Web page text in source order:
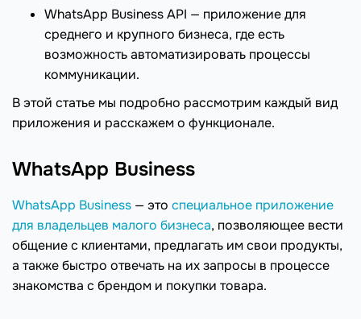
WhatsApp Business API — приложение для
среднего и крупного бизнеса, где есть
возможность автоматизировать процессы
коммуникации.
В этой статье мы подробно рассмотрим каждый вид
приложения и расскажем о функционале.
WhatsApp Business
WhatsApp Business — это специальное приложение
для владельцев малого бизнеса, позволяющее вести
общение с клиентами, предлагать им свои продукты,
а также быстро отвечать на их запросы в процессе
знакомства с брендом и покупки товара.